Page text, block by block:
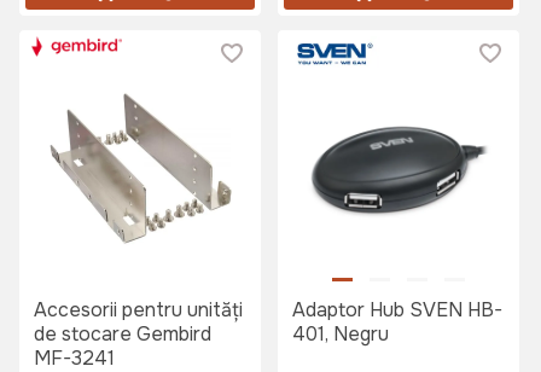
Accesorii pentru unități
de stocare Gembird
MF-3241
Adaptor Hub SVEN HB-
401, Negru